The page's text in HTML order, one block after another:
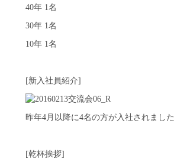
40年 1名
30年 1名
10年 1名
[新入社員紹介]
昨年4月以降に4名の方が入社されました
[乾杯挨拶]